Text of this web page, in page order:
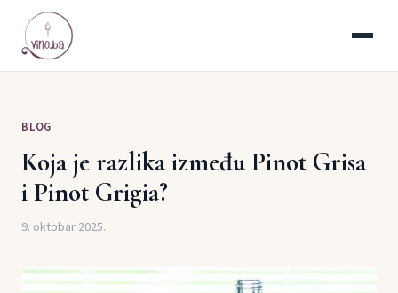
BLOG
Koja je razlika između Pinot Grisa
i Pinot Grigia?
9. oktobar 2025.